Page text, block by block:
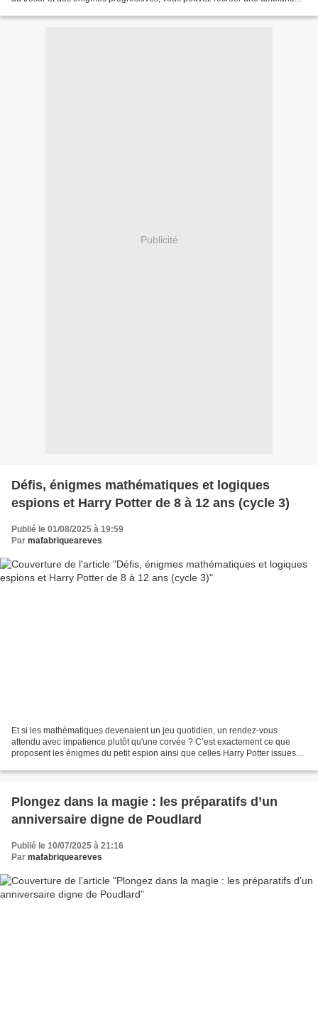
Publicité
Défis, énigmes mathématiques et logiques
espions et Harry Potter de 8 à 12 ans (cycle 3)
Publié le 01/08/2025 à 19:59
Par mafabriqueareves
Et si les mathématiques devenaient un jeu quotidien, un rendez-vous
attendu avec impatience plutôt qu'une corvée ? C’est exactement ce que
proposent les énigmes du petit espion ainsi que celles Harry Potter issues
Plongez dans la magie : les préparatifs d’un
anniversaire digne de Poudlard
Publié le 10/07/2025 à 21:16
Par mafabriqueareves